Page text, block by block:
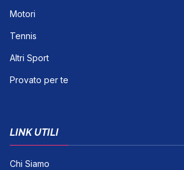
Motori
Tennis
Altri Sport
Provato per te
LINK UTILI
Chi Siamo